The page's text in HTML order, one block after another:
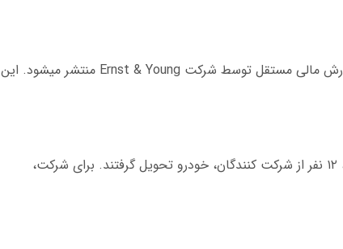
یکی از ویژگی های یاکی بت معتبر است بودن کامل آن است. هر ماه، گزارش مالی مستقل توسط شرکت Ernst & Young منتشر میشود. این
یاکی بت هر ماه مسابقات داخلی با جوایز نقدی برگزار میکند. در آذر ۱۴۰۲، ۱۲ نفر از شرکت کنندگان، خودرو تحویل گرفتند. برای شرکت،